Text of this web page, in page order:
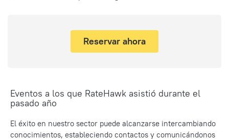
Reservar ahora
Eventos a los que RateHawk asistió durante el
pasado año
El éxito en nuestro sector puede alcanzarse intercambiando
conocimientos, estableciendo contactos y comunicándonos